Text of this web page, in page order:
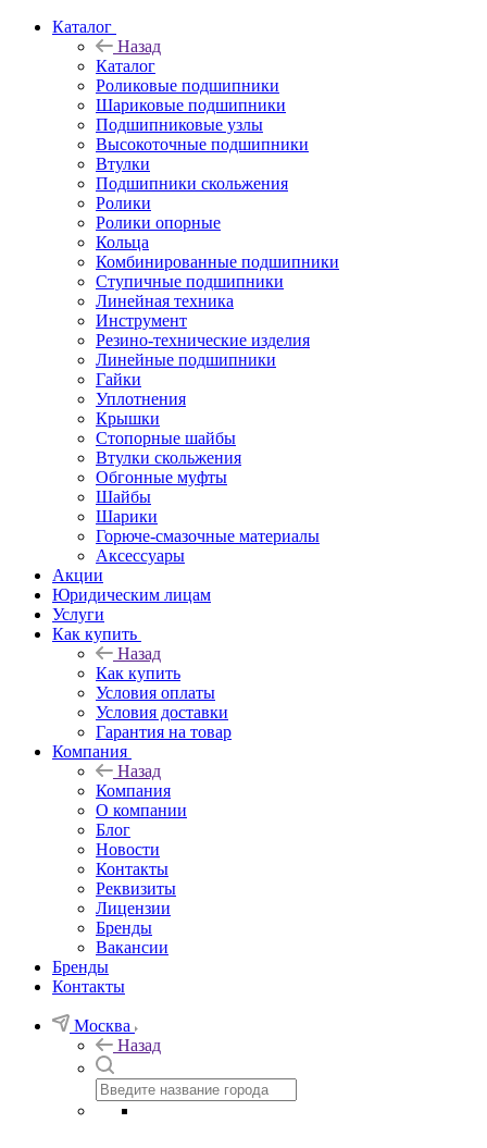
Каталог
Назад
Каталог
Роликовые подшипники
Шариковые подшипники
Подшипниковые узлы
Высокоточные подшипники
Втулки
Подшипники скольжения
Ролики
Ролики опорные
Кольца
Комбинированные подшипники
Ступичные подшипники
Линейная техника
Инструмент
Резино-технические изделия
Линейные подшипники
Гайки
Уплотнения
Крышки
Стопорные шайбы
Втулки скольжения
Обгонные муфты
Шайбы
Шарики
Горюче-смазочные материалы
Аксессуары
Акции
Юридическим лицам
Услуги
Как купить
Назад
Как купить
Условия оплаты
Условия доставки
Гарантия на товар
Компания
Назад
Компания
О компании
Блог
Новости
Контакты
Реквизиты
Лицензии
Бренды
Вакансии
Бренды
Контакты
Москва
Назад